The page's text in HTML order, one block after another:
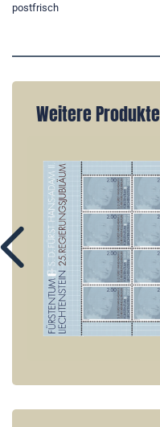
postfrisch
Weitere Produkte